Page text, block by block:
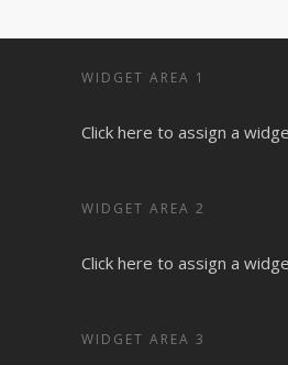
WIDGET AREA 1
Click here to assign a
WIDGET AREA 2
Click here to assign a
WIDGET AREA 3